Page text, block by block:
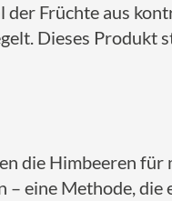
Früchte aus
Dieses Produkt
die Himbeeren für
eine Methode, die